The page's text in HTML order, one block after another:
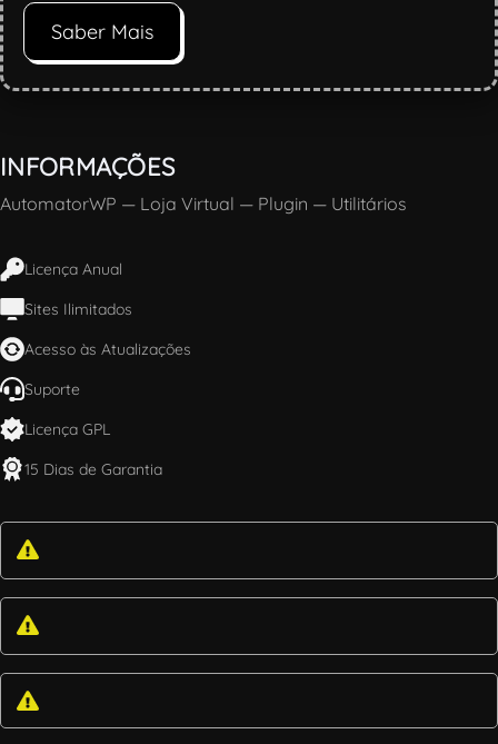
Saber Mais
INFORMAÇÕES
AutomatorWP — Loja Virtual — Plugin — Utilitários
Licença Anual
Sites Ilimitados
Acesso às Atualizações
Suporte
Licença GPL
15 Dias de Garantia